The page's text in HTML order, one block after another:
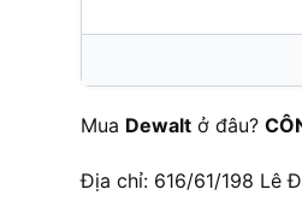
Mua Dewalt ở đâu?
Địa chỉ: 616/61/198 Lê